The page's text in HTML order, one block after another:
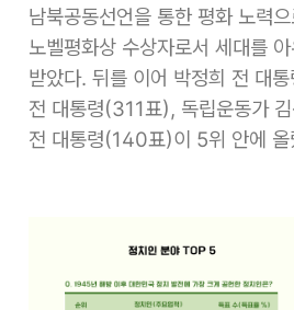
남북공동선언을 통한 평화 노력
노벨평화상 수상자로서 세대를
받았다. 뒤를 이어 박정희 전 대
전 대통령(311표), 독립운동가
전 대통령(140표)이 5위 안에 올